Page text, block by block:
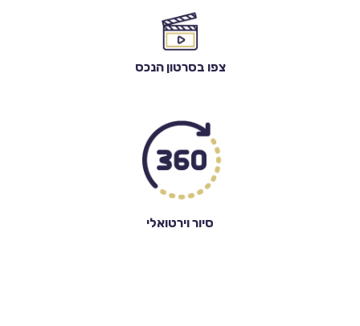
צפו בסרטון הנכס
סיור וירטואלי